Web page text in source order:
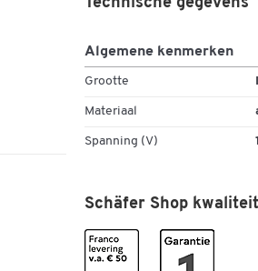
het in te leveren bij een
help je mee aan een
Je toestel wordt veilig
Waardevolle
elektrische apparaten en
Algemene kenmerken
Grootte
Materiaal
Spanning (V)
Schäfer Shop